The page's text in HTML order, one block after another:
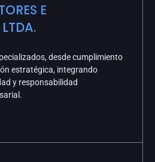
E
desde cumplimiento
estratégica, integrando
y responsabilidad